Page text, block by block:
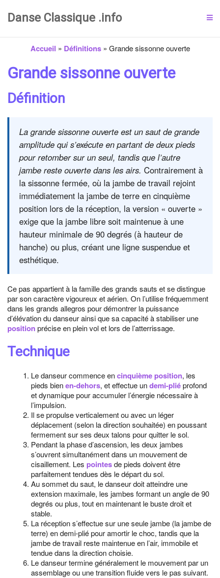
Danse Classique .info
Accueil » Définitions» Grande sissonne ouverte
Grande sissonne ouverte
Définition
La grande sissonne ouverte est un saut de grande
amplitude qui s’exécute en partant de deux pieds
pour retomber sur un seul, tandis que l’autre
jambe reste ouverte dans les airs. Contrairement à
la sissonne fermée, où la jambe de travail rejoint
immédiatement la jambe de terre en cinquième
position lors de la réception, la version « ouverte »
exige que la jambe libre soit maintenue à une
hauteur minimale de 90 degrés (à hauteur de
hanche) ou plus, créant une ligne suspendue et
esthétique.
Ce pas appartient à la famille des grands sauts et se distingue
par son caractère vigoureux et aérien. On l’utilise fréquemment
dans les grands allegros pour démontrer la puissance
d’élévation du danseur ainsi que sa capacité à stabiliser une
positionprécise en plein vol et lors de l’atterrissage.
Technique
Le danseur commence encinquième position, les
pieds bienen-dehors, et effectue undemi-pliéprofond
et dynamique pour accumuler l’énergie nécessaire à
l’impulsion.
Il se propulse verticalement ou avec un léger
déplacement (selon la direction souhaitée) en poussant
fermement sur ses deux talons pour quitter le sol.
Pendant la phase d’ascension, les deux jambes
s’ouvrent simultanément dans un mouvement de
cisaillement. Les pointesde pieds doivent être
parfaitement tendues dès le départ du sol.
Au sommet du saut, le danseur doit atteindre une
extension maximale, les jambes formant un angle de 90
degrés ou plus, tout en maintenant le buste droit et
stable.
La réception s’effectue sur une seule jambe (la jambe de
terre) en demi-plié pour amortir le choc, tandis que la
jambe de travail reste maintenue en l’air, immobile et
tendue dans la direction choisie.
Le danseur termine généralement le mouvement par un
assemblage ou une transition fluide vers le pas suivant.